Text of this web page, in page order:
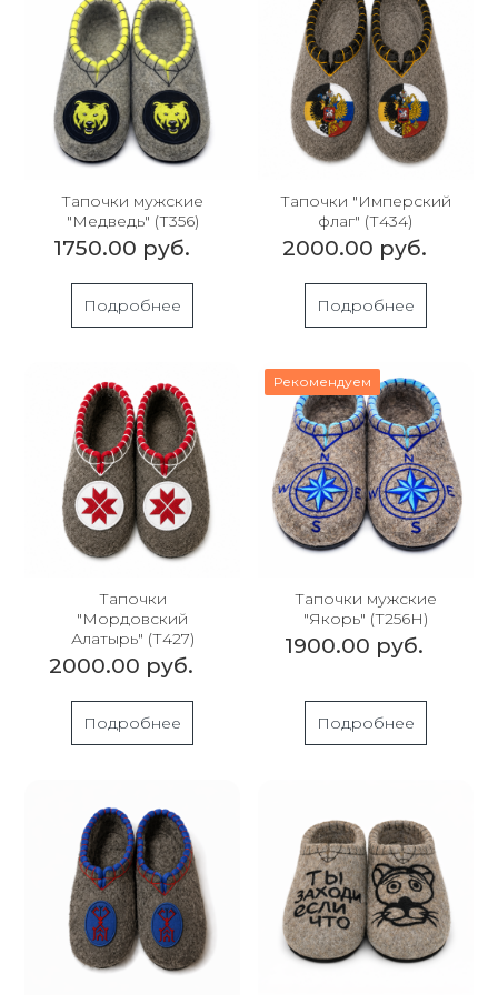
Тапочки мужские
"Медведь" (Т356)
1750.00 руб.
Подробнее
Тапочки "Имперский
флаг" (Т434)
2000.00 руб.
Подробнее
Тапочки
"Мордовский
Алатырь" (Т427)
2000.00 руб.
Подробнее
Рекомендуем
Тапочки мужские
"Якорь" (Т256Н)
1900.00 руб.
Подробнее